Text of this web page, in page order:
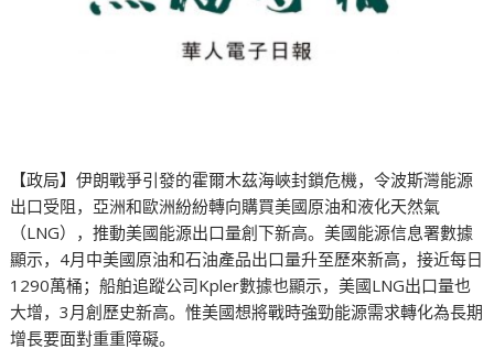
【政局】伊朗戰爭引發的霍爾木茲海峽封鎖危機，令波斯灣能源
出口受阻，亞洲和歐洲紛紛轉向購買美國原油和液化天然氣
（LNG），推動美國能源出口量創下新高。美國能源信息署數據
顯示，4月中美國原油和石油產品出口量升至歷來新高，接近每日
1290萬桶；船舶追蹤公司Kpler數據也顯示，美國LNG出口量也
大增，3月創歷史新高。惟美國想將戰時強勁能源需求轉化為長期
增長要面對重重障礙。